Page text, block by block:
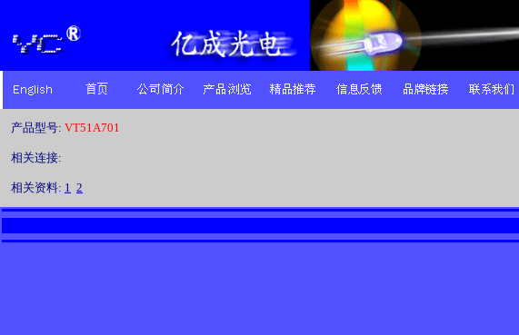
产品型号: VT51A701
相关连接:
相关资料: 1 2